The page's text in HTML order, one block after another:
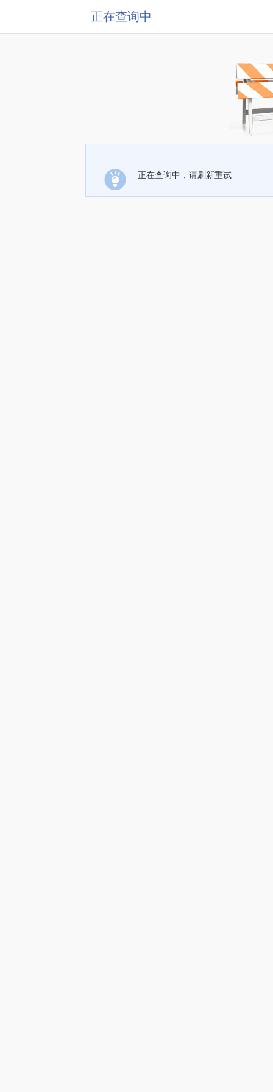
正在查询中
正在查询中，请刷新重试